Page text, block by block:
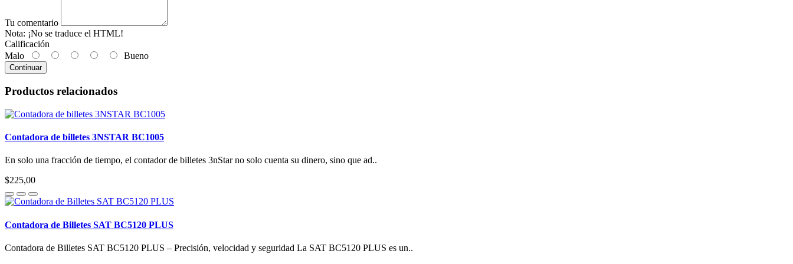
Tu comentario
Nota: ¡No se traduce el HTML!
Calificación
Malo
Bueno
Continuar
Productos relacionados
Contadora de billetes 3NSTAR BC1005
En solo una fracción de tiempo, el contador de billetes 3nStar no solo cuenta su dinero, sino que ad..
$225,00
Contadora de Billetes SAT BC5120 PLUS
Contadora de Billetes SAT BC5120 PLUS – Precisión, velocidad y seguridad La SAT BC5120 PLUS es un..